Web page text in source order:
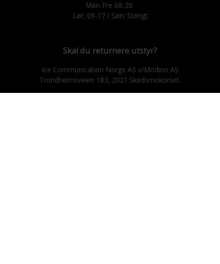
Man-Fre 08-20
Lør: 09-17 / Søn: Stengt
Skal du returnere utstyr?
Ice Communication Norge AS v/Modino AS
Trondheimsveien 183, 2021 Skedsmokorset.